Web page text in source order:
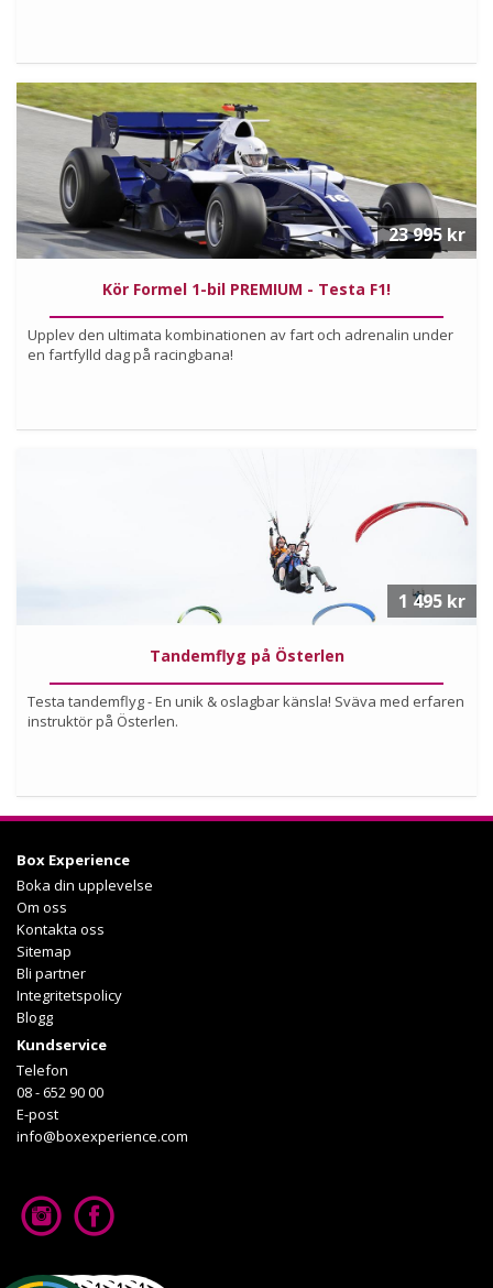
Köp
Läs mer om upplevelsen
Kör Formel 1-bil PREMIUM - Testa F1!
Upplev den ultimata kombinationen av fart och adrenalin under
en fartfylld dag på racingbana!
23 995 kr
Tandemflyg på Österlen
Testa tandemflyg - En unik & oslagbar känsla! Sväva med erfaren
instruktör på Österlen.
1 495 kr
Köp
Box Experience
Boka din upplevelse
Om oss
Kontakta oss
Sitemap
Bli partner
Integritetspolicy
Blogg
Kundservice
Telefon
08 - 652 90 00
E-post
info@boxexperience.com